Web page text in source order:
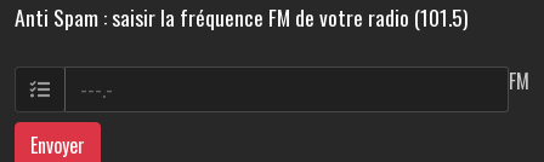
Anti Spam : saisir la fréquence FM de votre radio (101.5)
FM
Envoyer